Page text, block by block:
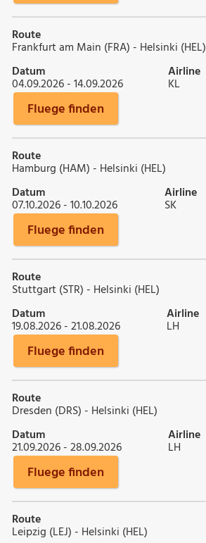
Route
Frankfurt am Main (FRA) - Helsinki (HEL)
Datum
04.09.2026 - 14.09.2026
Airline
KL
Fluege finden
Route
Hamburg (HAM) - Helsinki (HEL)
Datum
07.10.2026 - 10.10.2026
Airline
SK
Fluege finden
Route
Stuttgart (STR) - Helsinki (HEL)
Datum
19.08.2026 - 21.08.2026
Airline
LH
Fluege finden
Route
Dresden (DRS) - Helsinki (HEL)
Datum
21.09.2026 - 28.09.2026
Airline
LH
Fluege finden
Route
Leipzig (LEJ) - Helsinki (HEL)